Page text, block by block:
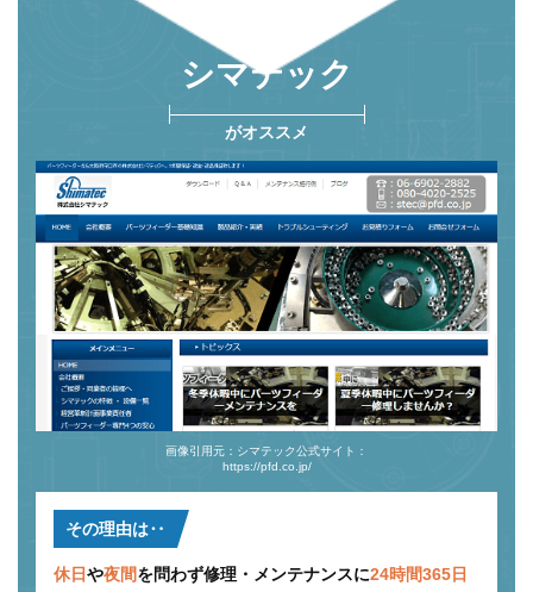
シマテック
がオススメ
画像引用元：シマテック公式サイト：
https://pfd.co.jp/
その理由は‥
休日や夜間を問わず修理・メンテナンスに24時間365日